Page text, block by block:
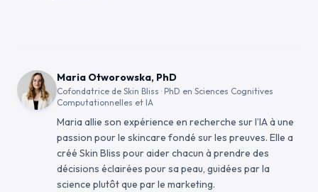
Maria Otworowska, PhD
Cofondatrice de Skin Bliss · PhD en Sciences Cognitives
Computationnelles et IA
Maria allie son expérience en recherche sur l’IA à une
passion pour le skincare fondé sur les preuves. Elle a
créé Skin Bliss pour aider chacun à prendre des
décisions éclairées pour sa peau, guidées par la
science plutôt que par le marketing.